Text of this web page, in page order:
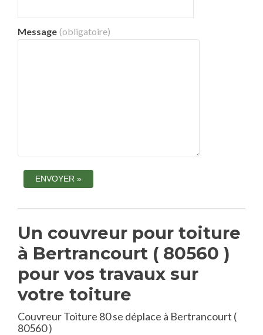
Message (obligatoire)
Un couvreur pour toiture
à Bertrancourt ( 80560 )
pour vos travaux sur
votre toiture
Couvreur Toiture 80 se déplace à Bertrancourt (
80560 )